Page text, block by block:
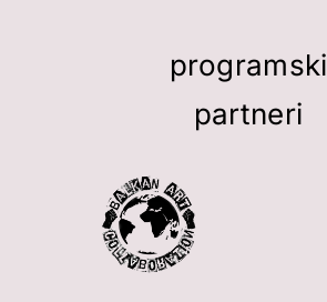
programski
partneri